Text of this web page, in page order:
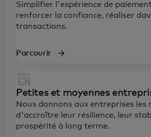
Simplifier l'expérience de
renforcer la confiance, réaliser
transactions.
Parcourir
Petites et moyennes
Nous donnons aux entreprises les
d'accroître leur résilience, leur
prospérité à long terme.